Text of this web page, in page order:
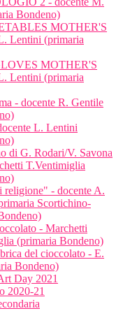
Bondeno)
MOTHER'S
Lentini (primaria
MOTHER'S
Lentini (primaria
- docente R. Gentile
L. Lentini
di G. Rodari/V. Savona
T.Ventimiglia
- docente A.
Scortichino-
- Marchetti
(primaria Bondeno)
del cioccolato - E.
Bondeno)
Day 2021
2020-21